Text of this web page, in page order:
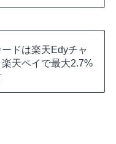
ドは楽天Edyチャ
天ペイで最大2.7%